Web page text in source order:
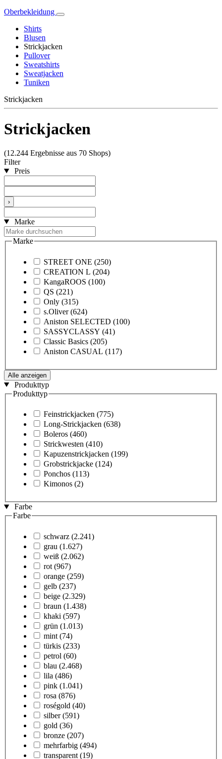
Oberbekleidung
Shirts
Blusen
Strickjacken
Pullover
Sweatshirts
Sweatjacken
Tuniken
Strickjacken
Strickjacken
(12.244 Ergebnisse aus 70 Shops)
Filter
Preis
›
Marke
Marke
STREET ONE (250)
CREATION L (204)
KangaROOS (100)
QS (221)
Only (315)
s.Oliver (624)
Aniston SELECTED (100)
SASSYCLASSY (41)
Classic Basics (205)
Aniston CASUAL (117)
Alle anzeigen
Produkttyp
Produkttyp
Feinstrickjacken (775)
Long-Strickjacken (638)
Boleros (460)
Strickwesten (410)
Kapuzenstrickjacken (199)
Grobstrickjacke (124)
Ponchos (113)
Kimonos (2)
Farbe
Farbe
schwarz (2.241)
grau (1.627)
weiß (2.062)
rot (967)
orange (259)
gelb (237)
beige (2.329)
braun (1.438)
khaki (597)
grün (1.013)
mint (74)
türkis (233)
petrol (60)
blau (2.468)
lila (486)
pink (1.041)
rosa (876)
roségold (40)
silber (591)
gold (36)
bronze (207)
mehrfarbig (494)
transparent (19)